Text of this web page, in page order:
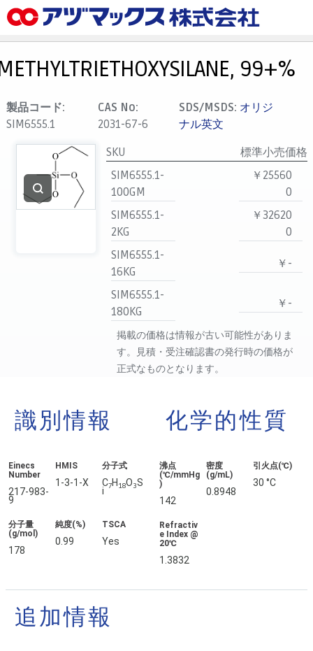
メニュー
お気に入り
カート
マイアカウント
主要取扱ブランド
代理店一覧
支払い
99+%
製品コード:
SIM6555.1
CAS No:
2031-67-6
SDS/MSDS: オリジ
ナル英文
SKU
標準小売価格
SIM6555.1-
100GM
￥25560
0
SIM6555.1-
2KG
￥32620
0
SIM6555.1-
16KG
￥-
SIM6555.1-
180KG
￥-
掲載の価格は情報が古い可能性がありま
す。見積・受注確認書の発行時の価格が
正式なものとなります。
識別情報
Einecs
Number
217-983-
9
HMIS
1-3-1-X
分子式
C7H 18O3S
i
分子量
(g/mol)
178
純度(%)
0.99
TSCA
Yes
化学的性質
沸点
(℃/mmHg
)
142
密度
(g/mL)
0.8948
引火点(℃)
30 °C
Refractiv
e Index @
20℃
1.3832
追加情報